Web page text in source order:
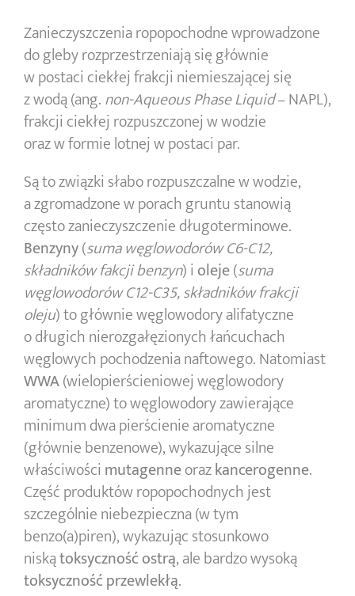
Zanieczyszczenia ropopochodne wprowadzone
do gleby rozprzestrzeniają się głównie
w postaci ciekłej frakcji niemieszającej się
z wodą (ang.non-Aqueous Phase Liquid– NAPL),
frakcji ciekłej rozpuszczonej w wodzie
oraz w formie lotnej w postaci par.
Są to związki słabo rozpuszczalne w wodzie,
a zgromadzone w porach gruntu stanowią
często zanieczyszczenie długoterminowe.
Benzyny(suma węglowodorów C6-C12,
składników fakcji benzyn) ioleje(suma
węglowodorów C12-C35, składników frakcji
oleju) to głównie węglowodory alifatyczne
o długich nierozgałęzionych łańcuchach
węglowych pochodzenia naftowego. Natomiast
WWA(wielopierścieniowej węglowodory
aromatyczne) to węglowodory zawierające
minimum dwa pierścienie aromatyczne
(głównie benzenowe), wykazujące silne
właściwości mutagenneorazkancerogenne.
Część produktów ropopochodnych jest
szczególnie niebezpieczna (w tym
benzo(a)piren), wykazując stosunkowo
niskątoksycznośćostrą, ale bardzo wysoką
toksycznośćprzewlekłą.